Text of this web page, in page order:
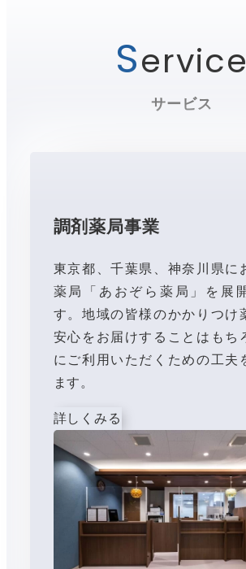
サービス
Service
調剤薬局事業
東京都、千葉県、神奈川県に
薬局「あおぞら薬局」を展
す。地域の皆様のかかりつけ
安心をお届けすることはもち
にご利用いただくための工夫
ます。
詳しくみる